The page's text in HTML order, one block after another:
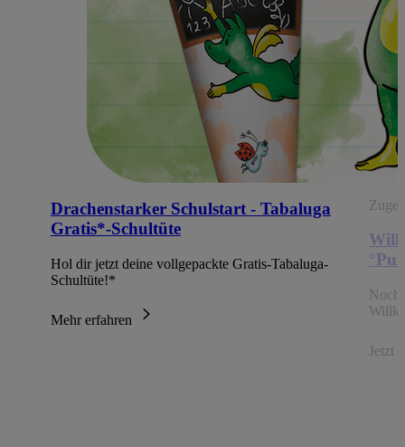
Drachenstarker Schulstart - Tabaluga
Gratis*-Schultüte
Hol dir jetzt deine vollgepackte Gratis-Tabaluga-
Schultüte!*
Mehr erfahren
Noch
Jetzt